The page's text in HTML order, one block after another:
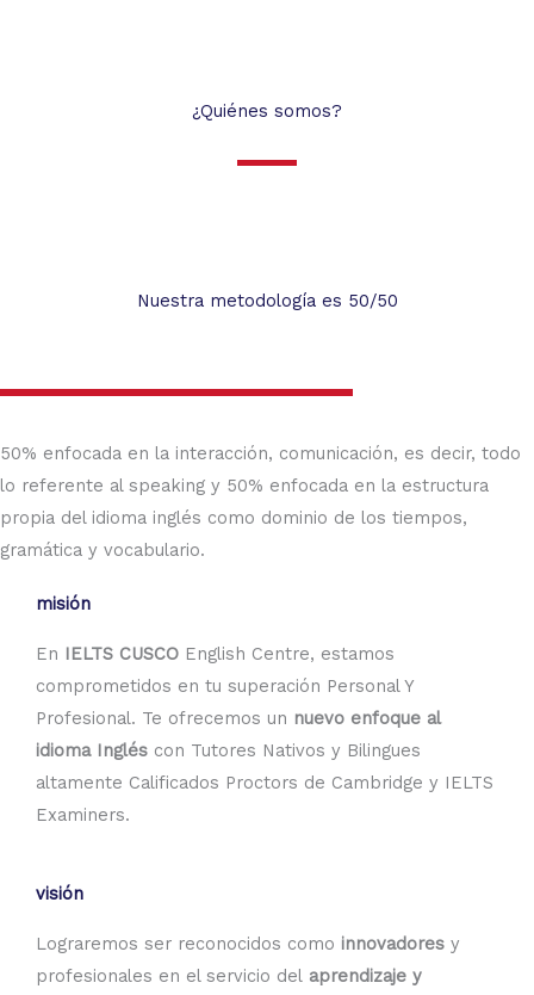
¿Quiénes somos?
Nuestra metodología es 50/50
50% enfocada en la interacción, comunicación, es decir, todo
lo referente al speaking y 50% enfocada en la estructura
propia del idioma inglés como dominio de los tiempos,
gramática y vocabulario.
misión
En IELTS CUSCO English Centre, estamos
comprometidos en tu superación Personal Y
Profesional. Te ofrecemos un nuevo enfoque al
idioma Inglés con Tutores Nativos y Bilingues
altamente Calificados Proctors de Cambridge y IELTS
Examiners.
visión
Lograremos ser reconocidos como innovadores y
profesionales en el servicio del aprendizaje y